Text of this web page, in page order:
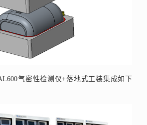
气密性检测仪+落地式工装集成如下